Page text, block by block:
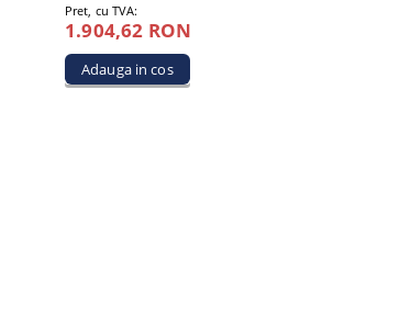
Pret, cu TVA:
1.904,62 RON